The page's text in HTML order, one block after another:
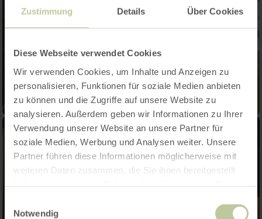
Zustimmung Details Über Cookies
Diese Webseite verwendet Cookies
Wir verwenden Cookies, um Inhalte und Anzeigen zu
personalisieren, Funktionen für soziale Medien anbieten
zu können und die Zugriffe auf unsere Website zu
analysieren. Außerdem geben wir Informationen zu Ihrer
Verwendung unserer Website an unsere Partner für
soziale Medien, Werbung und Analysen weiter. Unsere
Partner führen diese Informationen möglicherweise mit
weiteren Daten zusammen, die Sie ihnen bereitgestellt
Notwendig